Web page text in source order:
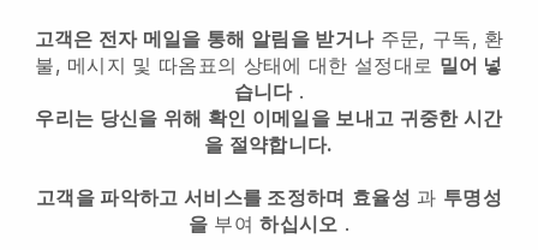
고객은 전자 메일을 통해 알림을 받거나주문, 구독, 환
불, 메시지 및 따옴표의 상태에 대한 설정대로 밀어 넣
습니다.
우리는 당신을 위해 확인 이메일을 보내고 귀중한 시간
을 절약합니다.
고객을 파악하고 서비스를 조정하며 효율성 과 투명성
을 부여하십시오 .